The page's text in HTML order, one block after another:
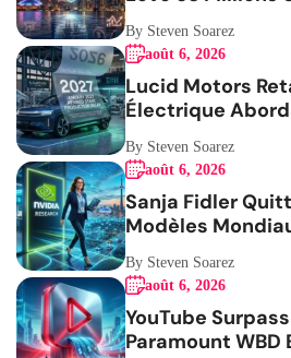
By Steven Soarez
août 6, 2026
Lucid Motors
Électrique
By Steven Soarez
août 6, 2026
Sanja Fidler
Modèles
By Steven Soarez
août 6, 2026
YouTube
Paramount WBD